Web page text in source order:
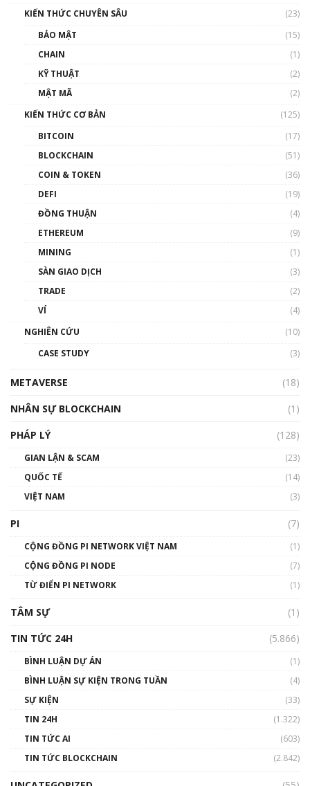
00:43:47
như thể nào?
00:39:31
Phổ cập Blockchain
thống & Crypto qua các cuộc chiến | Phổ cập
01:32:59
gió ấm
Talkshow 14: MemeCoin – Trò đùa tỷ đô
01:29:26
KIẾN THỨC CHUYÊN SÂU
(23)
BẢO MẬT
(15)
CHAIN
(1)
KỸ THUẬT
(2)
MẬT MÃ
(2)
KIẾN THỨC CƠ BẢN
(125)
BITCOIN
(17)
BLOCKCHAIN
(51)
COIN & TOKEN
(36)
DEFI
(19)
ĐỒNG THUẬN
(4)
ETHEREUM
(9)
MINING
(1)
SÀN GIAO DỊCH
(3)
TRADE
(2)
VÍ
(4)
NGHIÊN CỨU
(10)
CASE STUDY
(3)
METAVERSE
(18)
NHÂN SỰ BLOCKCHAIN
(1)
PHÁP LÝ
(128)
GIAN LẬN & SCAM
(23)
QUỐC TẾ
(14)
VIỆT NAM
(3)
PI (7)
CỘNG ĐỒNG PI NETWORK VIỆT NAM
(1)
CỘNG ĐỒNG PI NODE
(7)
TỪ ĐIỂN PI NETWORK
(1)
TÂM SỰ
(1)
TIN TỨC 24H
(5.866)
BÌNH LUẬN DỰ ÁN
(1)
BÌNH LUẬN SỰ KIỆN TRONG TUẦN
(4)
SỰ KIỆN
(33)
TIN 24H
(1.322)
TIN TỨC AI
(603)
TIN TỨC BLOCKCHAIN
(2.842)